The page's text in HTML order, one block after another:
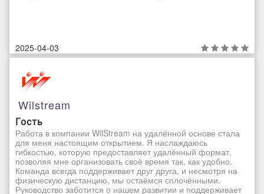
2025-04-03
Wilstream
Гость
Работа в компании WilStream на удалённой основе стала
для меня настоящим открытием. Я наслаждаюсь
гибкостью, которую предоставляет удалённый формат,
позволяя мне организовать своё время так, как удобно.
Команда всегда поддерживает друг друга, и несмотря на
физическую дистанцию, мы остаёмся сплочёнными.
Руководство заботится о нашем развитии и поддерживает